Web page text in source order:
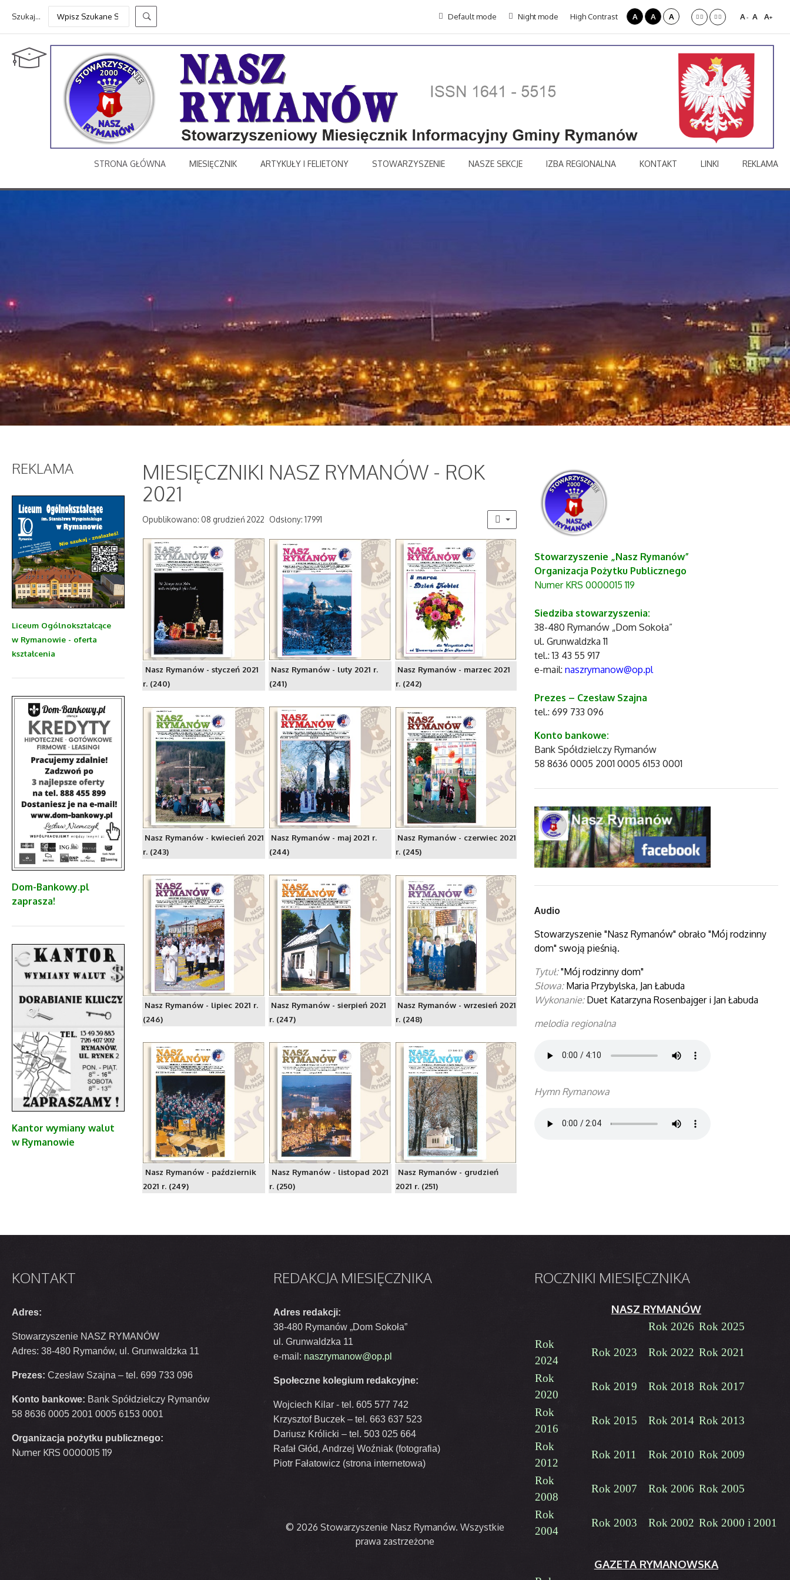
Szukaj... Default mode Night mode High Contrast A A A A- A A+
STRONA GŁÓWNA MIESIĘCZNIK ARTYKUŁY I FELIETONY STOWARZYSZENIE NASZE SEKCJE IZBA REGIONALNA KONTAKT LINKI REKLAMA
MIESIĘCZNIKI NASZ RYMANÓW - ROK
2021
Opublikowano: 08 grudzień 2022 Odsłony: 17991
Nasz Rymanów - styczeń 2021
r. (240)
Nasz Rymanów - luty 2021 r.
(241)
Nasz Rymanów - marzec 2021
r. (242)
Nasz Rymanów - kwiecień 2021
r. (243)
Nasz Rymanów - maj 2021 r.
(244)
Nasz Rymanów - czerwiec 2021
r. (245)
Nasz Rymanów - lipiec 2021 r.
(246)
Nasz Rymanów - sierpień 2021
r. (247)
Nasz Rymanów - wrzesień 2021
r. (248)
Nasz Rymanów - październik
2021 r. (249)
Nasz Rymanów - listopad 2021
r. (250)
Nasz Rymanów - grudzień
2021 r. (251)
REKLAMA
Liceum Ogólnokształcące
w Rymanowie - oferta
kształcenia
Dom-Bankowy.pl
zaprasza!
Kantor wymiany walut
w Rymanowie
Stowarzyszenie „Nasz Rymanów”
Organizacja Pożytku Publicznego
Numer KRS 0000015 119
Siedziba stowarzyszenia:
38-480 Rymanów „Dom Sokoła”
ul. Grunwaldzka 11
tel.: 13 43 55 917
e-mail:naszrymanow@op.pl
Prezes – Czesław Szajna
tel.: 699 733 096
Konto bankowe:
Bank Spółdzielczy Rymanów
58 8636 0005 2001 0005 6153 0001
Audio
Stowarzyszenie "Nasz Rymanów" obrało "Mój rodzinny
dom" swoją pieśnią.
Tytuł: "Mój rodzinny dom"
Słowa:Maria Przybylska, Jan Łabuda
Wykonanie:Duet Katarzyna Rosenbajger i Jan Łabuda
melodia regionalna
Hymn Rymanowa
KONTAKT
Adres:
Stowarzyszenie NASZ RYMANÓW
Adres: 38-480 Rymanów, ul. Grunwaldzka 11
Prezes: Czesław Szajna – tel. 699 733 096
Konto bankowe: Bank Spółdzielczy Rymanów
58 8636 0005 2001 0005 6153 0001
Organizacja pożytku publicznego:
Numer KRS 0000015 119
REDAKCJAMIESIĘCZNIKA
Adres redakcji:
38-480 Rymanów „Dom Sokoła”
ul. Grunwaldzka 11
e-mail: naszrymanow@op.pl
Społeczne kolegium redakcyjne:
Wojciech Kilar - tel. 605 577 742
Krzysztof Buczek – tel. 663 637 523
Dariusz Królicki – tel. 503 025 664
Rafał Głód, Andrzej Woźniak (fotografia)
Piotr Fałatowicz (strona internetowa)
© 2026 Stowarzyszenie Nasz Rymanów. Wszystkie
prawa zastrzeżone
ROCZNIKI MIESIĘCZNIKA
NASZ RYMANÓW
Rok 2026 Rok 2025
Rok
2024
Rok 2023 Rok 2022 Rok 2021
Rok
2020
Rok 2019 Rok 2018 Rok 2017
Rok
2016
Rok 2015 Rok 2014 Rok 2013
Rok
2012
Rok 2011 Rok 2010 Rok 2009
Rok
2008
Rok 2007 Rok 2006 Rok 2005
Rok
2004
Rok 2003 Rok 2002 Rok 2000 i 2001
GAZETA RYMANOWSKA